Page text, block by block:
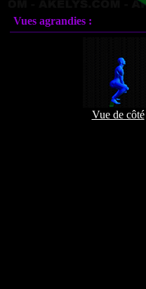
Vues agrandies :
Vue de côté